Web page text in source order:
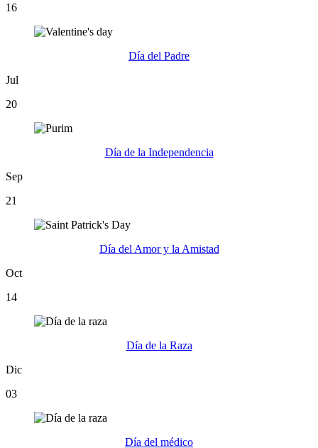
16
Día del Padre
Jul
20
Día de la Independencia
Sep
21
Día del Amor y la Amistad
Oct
14
Día de la Raza
Dic
03
Día del médico